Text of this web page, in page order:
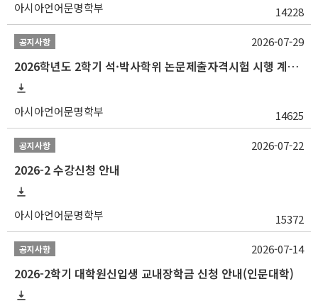
아시아언어문명학부 14228
공지사항
2026학년도 2학기 석·박사학위 논문제출자격시험 시행 계획 공고
아시아언어문명학부 14625
2026-07-29
공지사항
2026-2 수강신청 안내
아시아언어문명학부 15372
2026-07-22
공지사항
2026-2학기 대학원신입생 교내장학금 신청 안내(인문대학)
2026-07-14